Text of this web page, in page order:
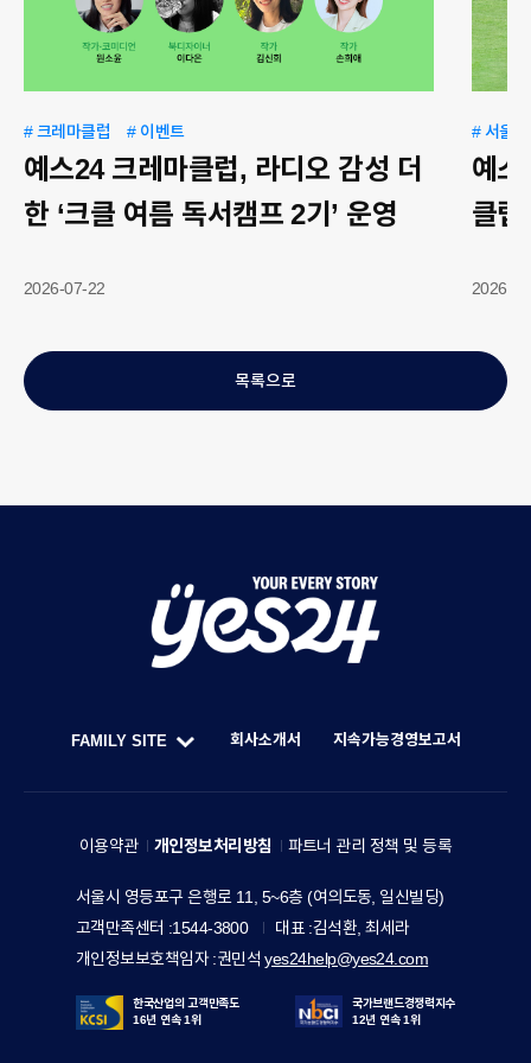
# 크레마클럽 # 이벤트
예스24 크레마클럽, 라디오 감성 더
한 ‘크클 여름 독서캠프 2기’ 운영
2026-07-22
# 서울
예스
클럽
2026-
목록으로
Y
U
R
V
E
R
Y
S
T
O
FAMILY SITE
M
L
Y
S
I
예
24
홀
딩
스
지속가능경영보고서
회사소개서
이용약관 개인정보처리방침 파트너 관리 정책 및 등록
주
소
서울시 영등포구 은행로 11, 5~6층 (여의도동, 일신빌딩)
고객만족센터
1544-3800 대표 김석환, 최세라
개인정보보호책임자 권민석yes24help@yes24.com
한국산업의 고객만족도
16년 연속 1위
국가브랜드경쟁력지수
12년 연속 1위